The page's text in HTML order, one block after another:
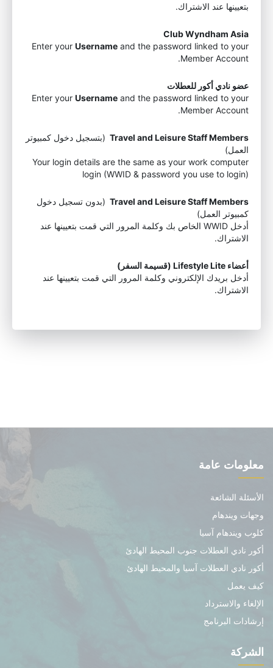
بتعيينها عند الاشتراك.
Club Wyndham Asia
Enter your Username and the password linked to your
Member Account.
عضو نادي أكور للعطلات
Enter your Username and the password linked to your
Member Account.
Travel and Leisure Staff Members (بتسجيل دخول كمبيوتر
العمل)
Your login details are the same as your work computer
login (WWID & password you use to login)
Travel and Leisure Staff Members (بدون تسجيل دخول
كمبيوتر العمل)
أدخل WWID الخاص بك وكلمة المرور التي قمت بتعيينها عند
الاشتراك.
أعضاء Lifestyle Lite (قسيمة السفر)
أدخل بريدك الإلكتروني وكلمة المرور التي قمت بتعيينها عند
الاشتراك.
معلومات عامة
الأسئلة الشائعة
وجهات ويندهام
كلوب ويندهام آسيا
أكور نادي العطلات جنوب المحيط الهادئ
أكور نادي العطلات آسيا والمحيط الهادئ
كيف يعمل
الإلغاء والاسترداد
إرشادات البرنامج
الشركة